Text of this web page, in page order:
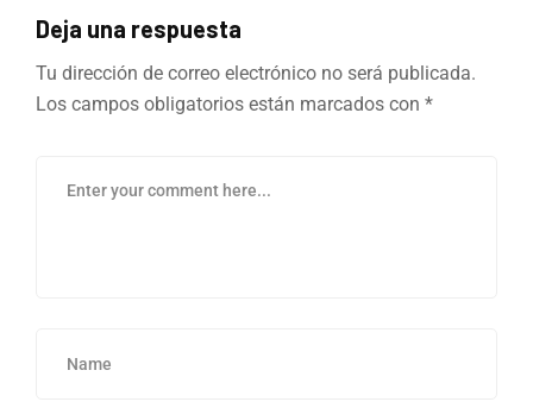
Deja una respuesta
Tu dirección de correo electrónico no será publicada.
Los campos obligatorios están marcados con *